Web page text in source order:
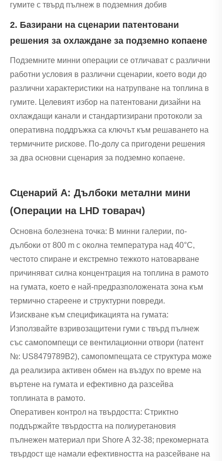
гумите с твърд пълнеж в подземния добив
2. Базирани на сценарии патентовани
решения за охлаждане за подземно копаене
Подземните минни операции се отличават с различни
работни условия в различни сценарии, което води до
различни характеристики на натрупване на топлина в
гумите. Целевият избор на патентовани дизайни на
охлаждащи канали и стандартизирани протоколи за
оперативна поддръжка са ключът към решаването на
термичните рискове. По-долу са пригодени решения
за два основни сценария за подземно копаене.
Сценарий A: Дълбоки метални мини
(Операции на LHD товарач)
Основна болезнена точка: В минни галерии, по-
дълбоки от 800 m с околна температура над 40°C,
честото спиране и екстремно тежкото натоварване
причиняват силна концентрация на топлина в рамото
на гумата, което е най-предразположената зона към
термично стареене и структурни повреди.
Изискване към спецификацията на гумата:
Използвайте взривозащитени гуми с твърд пълнеж
със самопомпещи се вентилационни отвори (патент
№: US8479789B2), самопомпещата се структура може
да реализира активен обмен на въздух по време на
въртене на гумата и ефективно да разсейва
топлината в рамото.
Оперативен контрол на твърдостта: Стриктно
поддържайте твърдостта на полиуретановия
пълнежен материал при Shore A 32-38; прекомерната
твърдост ще намали ефективността на разсейване на